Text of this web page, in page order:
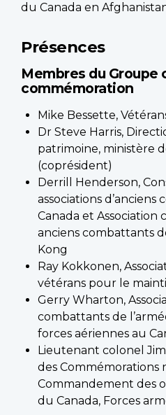
du Canada en
Présences
Membres du Groupe
commémoration
Mike Bessette,
Dr Steve Harris,
patrimoine, ministère
(coprésident)
Derrill Henderson,
associations d’anciens
Canada et Association
anciens combattants
Kong
Ray Kokkonen,
vétérans pour le
Gerry Wharton,
combattants de
forces aériennes au
Lieutenant colonel
des Commémorations
Commandement des
du Canada, Forces